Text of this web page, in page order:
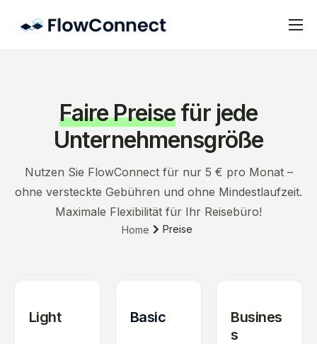
Preise
Impressum
Datenschutz
Faire Preisefür jede
Unternehmensgröße
Nutzen Sie FlowConnect für nur 5 € pro Monat –
ohne versteckte Gebühren und ohne Mindestlaufzeit.
Maximale Flexibilität für Ihr Reisebüro!
Home Preise
Light Basic
Busines
s